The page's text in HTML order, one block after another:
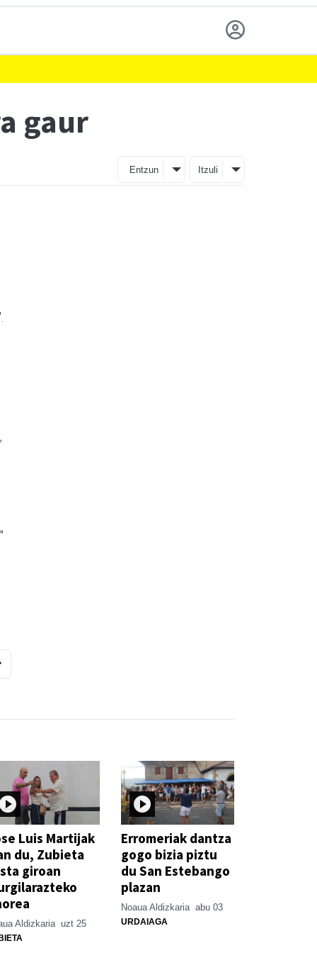
gaur
Entzun Itzuli
Luis Martijak
du, Zubieta
giroan
Aldizkaria uzt 25
Erromeriak dantza
gogo bizia piztu
du San Estebango
plazan
Noaua Aldizkaria abu 03
URDAIAGA